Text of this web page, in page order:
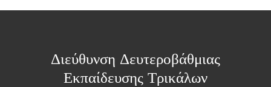
Διεύθυνση Δευτεροβάθμιας
Εκπαίδευσης Τρικάλων